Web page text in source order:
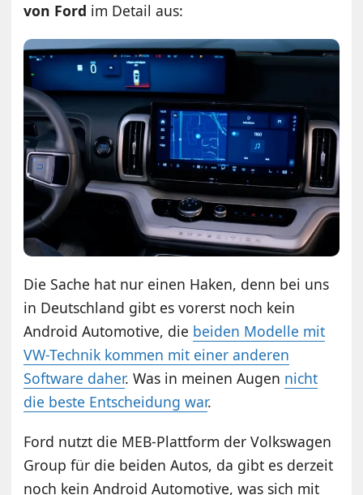
von Ford im Detail aus:
Die Sache hat nur einen Haken, denn bei uns
in Deutschland gibt es vorerst noch kein
Android Automotive, die beiden Modelle mit
VW-Technik kommen mit einer anderen
Software daher. Was in meinen Augen nicht
die beste Entscheidung war.
Ford nutzt die MEB-Plattform der Volkswagen
Group für die beiden Autos, da gibt es derzeit
noch kein Android Automotive, was sich mit